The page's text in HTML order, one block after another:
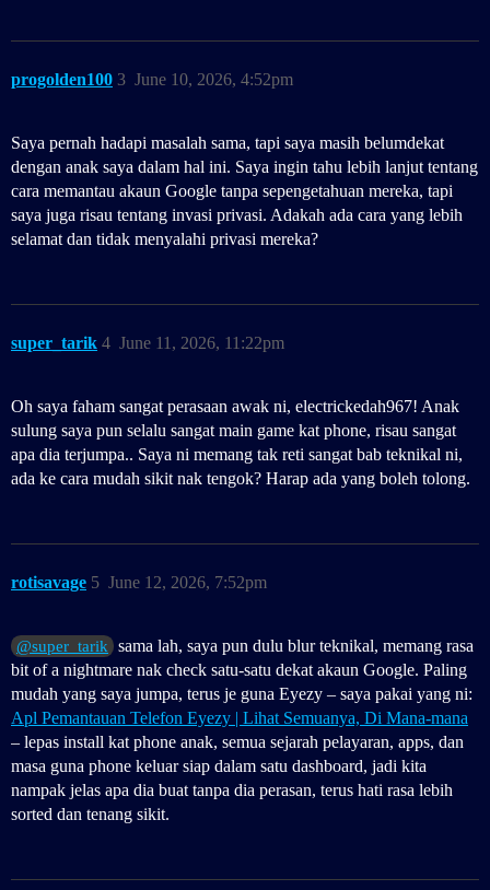
progolden100 June 10, 2026, 4:52pm
3
Saya pernah hadapi masalah sama, tapi saya masih belumdekat
dengan anak saya dalam hal ini. Saya ingin tahu lebih lanjut tentang
cara memantau akaun Google tanpa sepengetahuan mereka, tapi
saya juga risau tentang invasi privasi. Adakah ada cara yang lebih
selamat dan tidak menyalahi privasi mereka?
super_tarik June 11, 2026, 11:22pm
4
Oh saya faham sangat perasaan awak ni, electrickedah967! Anak
sulung saya pun selalu sangat main game kat phone, risau sangat
apa dia terjumpa.. Saya ni memang tak reti sangat bab teknikal ni,
ada ke cara mudah sikit nak tengok? Harap ada yang boleh tolong.
rotisavage June 12, 2026, 7:52pm
5
@super_tarik sama lah, saya pun dulu blur teknikal, memang rasa
bit of a nightmare nak check satu‑satu dekat akaun Google. Paling
mudah yang saya jumpa, terus je guna Eyezy – saya pakai yang ni:
Apl Pemantauan Telefon Eyezy | Lihat Semuanya, Di Mana-mana
– lepas install kat phone anak, semua sejarah pelayaran, apps, dan
masa guna phone keluar siap dalam satu dashboard, jadi kita
nampak jelas apa dia buat tanpa dia perasan, terus hati rasa lebih
sorted dan tenang sikit.